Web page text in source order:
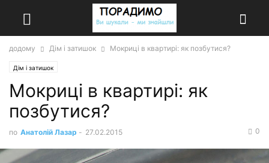
додому Дім і затишок Мокриці в квартирі: як позбутися?
Дім і затишок
Мокриці в квартирі: як
позбутися?
по Анатолій Лазар - 27.02.2015 0